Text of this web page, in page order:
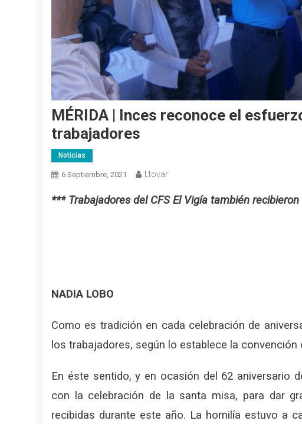
MÉRIDA | Inces reconoce el
trabajadores
Noticias
6 Septiembre, 2021 Ltovar
*** Trabajadores del CFS El Vigía también
NADIA LOBO
Como es tradición en cada celebración de
los trabajadores, según lo establece la convención
En éste sentido, y en ocasión del 62 aniversario
con la celebración de la santa misa, para dar
recibidas durante este año. La homilía estuvo a